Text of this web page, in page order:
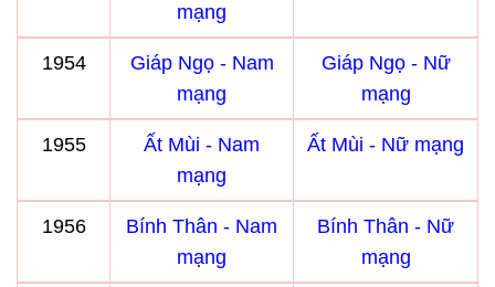
mạng
1954
Giáp Ngọ - Nam
mạng
Giáp Ngọ - Nữ
mạng
1955
Ất Mùi - Nam
mạng
Ất Mùi - Nữ mạng
1956
Bính Thân - Nam
mạng
Bính Thân - Nữ
mạng